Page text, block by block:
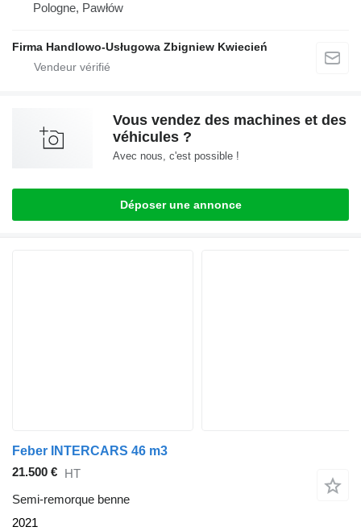
Pologne, Pawłów
Firma Handlowo-Usługowa Zbigniew Kwiecień
Vous vendez des machines et des
véhicules ?
Avec nous, c'est possible !
Déposer une annonce
Feber INTERCARS 46 m3
21.500 € HT
Semi-remorque benne
2021